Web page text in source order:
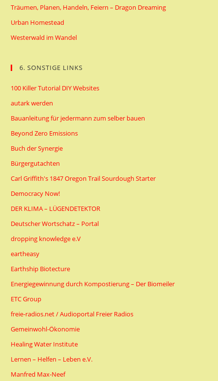
Träumen, Planen, Handeln, Feiern – Dragon Dreaming
Urban Homestead
Westerwald im Wandel
6. SONSTIGE LINKS
100 Killer Tutorial DIY Websites
autark werden
Bauanleitung für jedermann zum selber bauen
Beyond Zero Emissions
Buch der Synergie
Bürgergutachten
Carl Griffith's 1847 Oregon Trail Sourdough Starter
Democracy Now!
DER KLIMA – LÜGENDETEKTOR
Deutscher Wortschatz – Portal
dropping knowledge e.V
eartheasy
Earthship Biotecture
Energiegewinnung durch Kompostierung – Der Biomeiler
ETC Group
freie-radios.net / Audioportal Freier Radios
Gemeinwohl-Ökonomie
Healing Water Institute
Lernen – Helfen – Leben e.V.
Manfred Max-Neef